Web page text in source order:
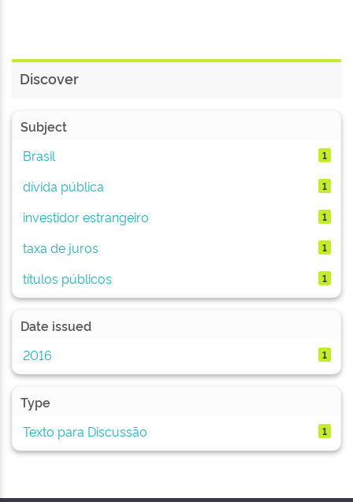
Discover
Subject
Brasil
1
dívida pública 1
investidor estrangeiro 1
taxa de juros 1
títulos públicos 1
Date issued
2016
1
Type
Texto para Discussão
1